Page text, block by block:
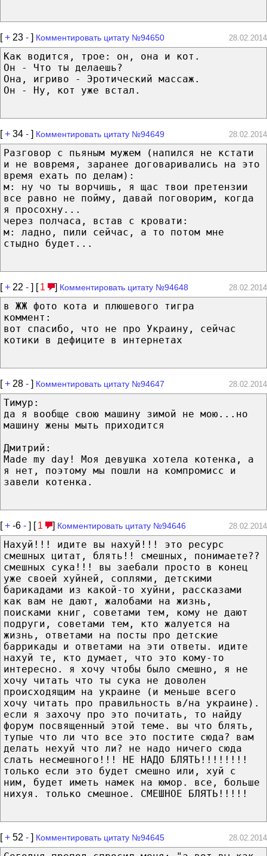
[+ 23 - ] Комментировать цитату №94650 28.02.2014
Как водится, трое: он, она и кот.
Он - Что ты делаешь?
Она, игриво - Эротический массаж.
Он - Ну, кот уже встал.
[+ 34 - ] Комментировать цитату №94649 28.02.2014
Разговор с пьяным мужем (напился не кстати
и не вовремя, заранее договаривались на это
время ехать по делам):
м: ну чо ты ворчишь, я щас твои претензии
все равно не пойму, давай поговорим, когда
я просохну...
через полчаса, встав с кровати:
м: ладно, пили сейчас, а то потом мне
стыдно будет...
[+ 22 - ] [ 1 ] Комментировать цитату №94648 28.02.2014
в ЖЖ фото кота и плюшевого тигра
коммент:
вот спасибо, что не про Украину, сейчас
котики в дефиците в интернетах
[+ 28 - ] Комментировать цитату №94647 28.02.2014
Тимур:
да я вообще свою машину зимой не мою...но
машину жены мыть приходится
Дмитрий:
Made my day! Моя девушка хотела котенка, а
я нет, поэтому мы пошли на компромисс и
завели котенка.
[+ -6 - ] [ 1 ] Комментировать цитату №94646 28.02.2014
Нахуй!!! идите вы нахуй!!! это ресурс
смешных цитат, блять!! смешных, понимаете??
смешных сука!!! вы заебали просто в конец
уже своей хуйней, соплями, детскими
барикадами из какой-то хуйни, рассказами
как вам не дают, жалобами на жизнь,
поисками книг, советами тем, кому не дают
подруги, советами тем, кто жалуется на
жизнь, ответами на посты про детские
баррикады и ответами на эти ответы. идите
нахуй те, кто думает, что это кому-то
интересно. я хочу чтобы было смешно, я не
хочу читать что ты сука не доволен
происходящим на украине (и меньше всего
хочу читать про правильность в/на украине).
если я захочу про это почитать, то найду
форум посвященный этой теме. вы что блять,
тупые что ли что все это постите сюда? вам
делать нехуй что ли? не надо ничего сюда
слать несмешного!!! НЕ НАДО БЛЯТЬ!!!!!!!!
только если это будет смешно или, хуй с
ним, будет иметь намек на юмор. все, больше
нихуя. только смешное. СМЕШНОЕ БЛЯТЬ!!!!!
[+ 52 - ] Комментировать цитату №94645 28.02.2014